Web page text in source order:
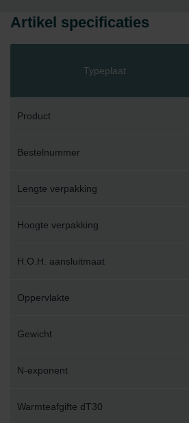
Artikel specificaties
Typeplaat
Product
Bestelnummer
Lengte verpakking
Hoogte verpakking
H.O.H. aansluitmaat
Oppervlakte
Gewicht
N-exponent
Warmteafgifte dT30